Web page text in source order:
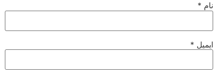
نام *
ایمیل *